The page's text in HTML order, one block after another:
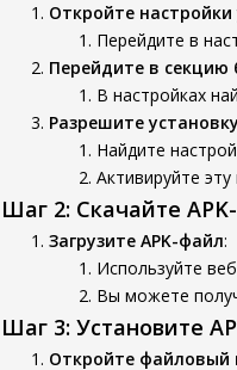
Откройте настройки
Перейдите в
Перейдите в секцию
В настройках
Разрешите
Найдите
Активируйте
Шаг 2: Скачайте
Загрузите APK-файл:
Используйте
Вы можете
Шаг 3: Установите
Откройте файловый